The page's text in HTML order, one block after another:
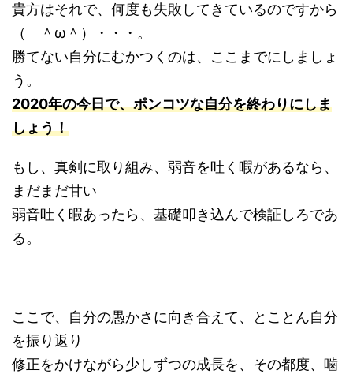
貴方はそれで、何度も失敗してきているのですから
（ ＾ω＾）・・・。
勝てない自分にむかつくのは、ここまでにしましょ
う。
2020年の今日で、ポンコツな自分を終わりにしま
しょう！
もし、真剣に取り組み、弱音を吐く暇があるなら、
まだまだ甘い
弱音吐く暇あったら、基礎叩き込んで検証しろであ
る。
ここで、自分の愚かさに向き合えて、とことん自分
を振り返り
修正をかけながら少しずつの成長を、その都度、噛